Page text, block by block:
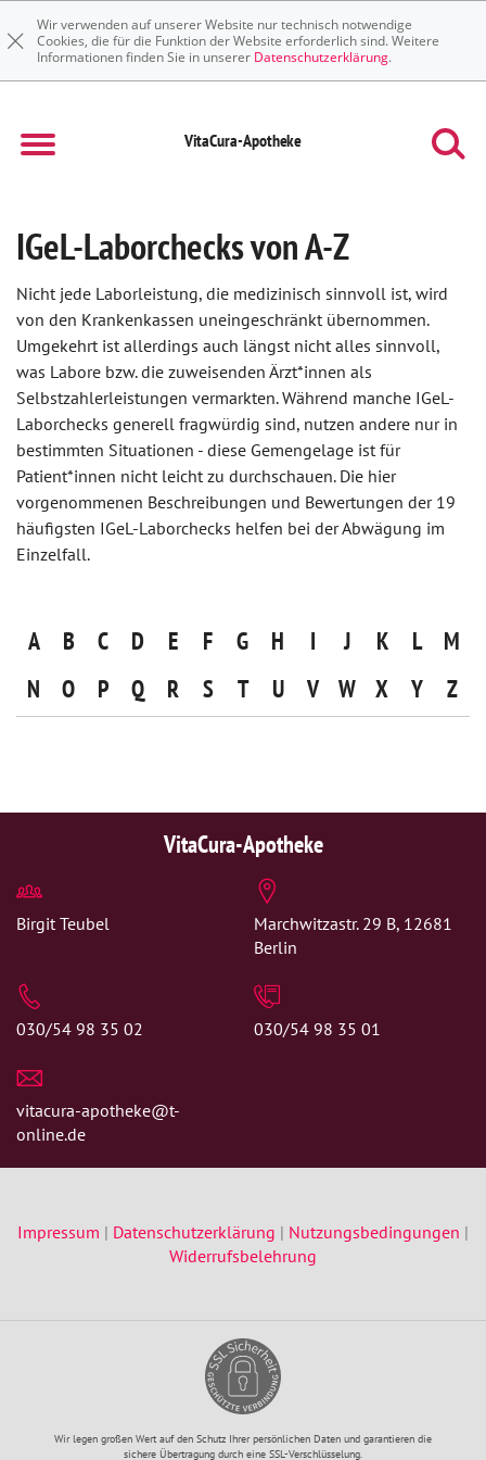
Wir verwenden auf unserer Website nur technisch notwendige
Cookies, die für die Funktion der Website erforderlich sind. Weitere
Informationen finden Sie in unserer Datenschutzerklärung.
VitaCura-Apotheke
IGeL-Laborchecks von A-Z
Nicht jede Laborleistung, die medizinisch sinnvoll ist, wird
von den Krankenkassen uneingeschränkt übernommen.
Umgekehrt ist allerdings auch längst nicht alles sinnvoll,
was Labore bzw. die zuweisenden Ärzt*innen als
Selbstzahlerleistungen vermarkten. Während manche IGeL-
Laborchecks generell fragwürdig sind, nutzen andere nur in
bestimmten Situationen - diese Gemengelage ist für
Patient*innen nicht leicht zu durchschauen. Die hier
vorgenommenen Beschreibungen und Bewertungen der 19
häufigsten IGeL-Laborchecks helfen bei der Abwägung im
Einzelfall.
A B C D E F G H I J K L
M
N
O P Q R S T U V W X Y Z
VitaCura-Apotheke
Birgit Teubel
Marchwitzastr. 29 B, 12681
Berlin
030/54 98 35 02 030/54 98 35 01
vitacura-apotheke@t-
online.de
Impressum | Datenschutzerklärung | Nutzungsbedingungen |
Widerrufsbelehrung
Wir legen großen Wert auf den Schutz Ihrer persönlichen Daten und garantieren die
sichere Übertragung durch eine SSL-Verschlüsselung.